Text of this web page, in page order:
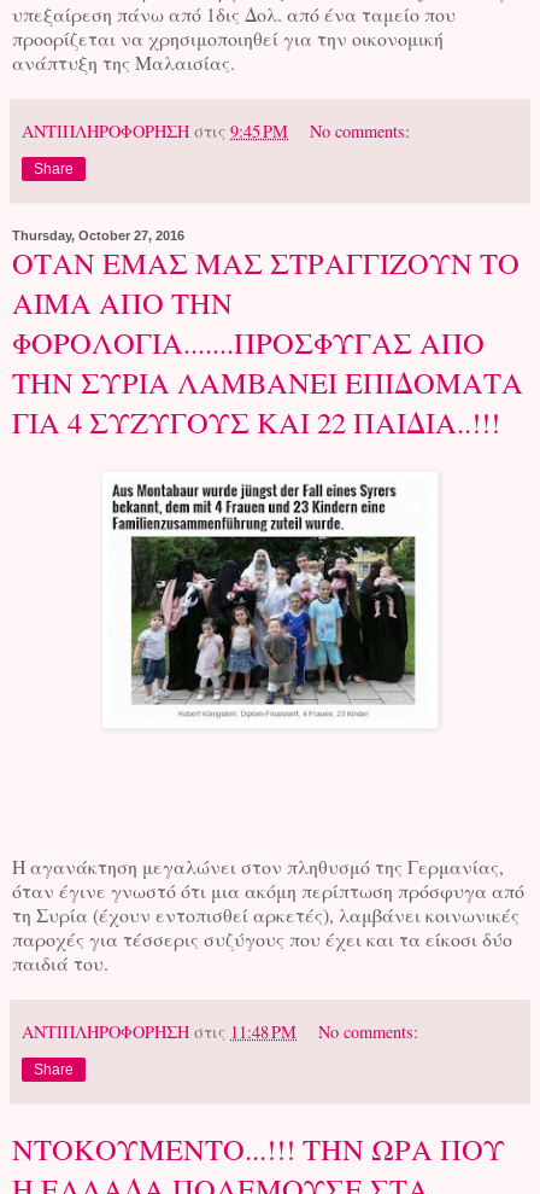
υπεξαίρεση πάνω από 1δις Δολ. από ένα ταμείο που
προορίζεται να χρησιμοποιηθεί για την οικονομική
ανάπτυξη της Μαλαισίας.
ΑΝΤΙΠΛΗΡΟΦΟΡΗΣΗ στις 9:45 PM No comments:
Share
Thursday, October 27, 2016
ΟΤΑΝ ΕΜΑΣ ΜΑΣ ΣΤΡΑΓΓΙΖΟΥΝ ΤΟ
ΑΙΜΑ ΑΠΟ ΤΗΝ
ΦΟΡΟΛΟΓΙΑ.......ΠΡΟΣΦΥΓΑΣ ΑΠΟ
ΤΗΝ ΣΥΡΙΑ ΛΑΜΒΑΝΕΙ ΕΠΙΔΟΜΑΤΑ
ΓΙΑ 4 ΣΥΖΥΓΟΥΣ ΚΑΙ 22 ΠΑΙΔΙΑ..!!!
Η αγανάκτηση μεγαλώνει στον πληθυσμό της Γερμανίας,
όταν έγινε γνωστό ότι μια ακόμη περίπτωση πρόσφυγα από
τη Συρία (έχουν εντοπισθεί αρκετές), λαμβάνει κοινωνικές
παροχές για τέσσερις συζύγους που έχει και τα είκοσι δύο
παιδιά του.
ΑΝΤΙΠΛΗΡΟΦΟΡΗΣΗ στις 11:48 PM No comments:
Share
ΝΤΟΚΟΥΜΕΝΤΟ...!!! ΤΗΝ ΩΡΑ ΠΟΥ